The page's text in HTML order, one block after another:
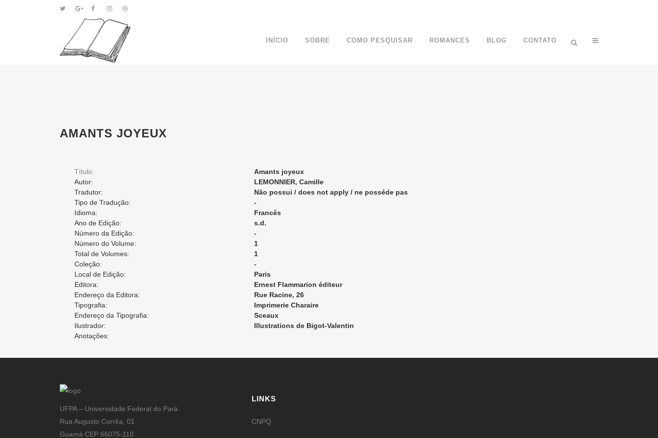
INÍCIO SOBRE COMO PESQUISAR ROMANCES BLOG CONTATO
AMANTS JOYEUX
Título:
Amants joyeux
Autor:
LEMONNIER, Camille
Tradutor:
Não possui / does not apply / ne posséde pas
Tipo de Tradução:
-
Idioma:
Francês
Ano de Edição:
s.d.
Número da Edição:
-
Número do Volume:
1
Total de Volumes:
1
Coleção:
-
Local de Edição:
Paris
Editora:
Ernest Flammarion éditeur
Endereço da Editora:
Rue Racine, 26
Tipografia:
Imprimerie Charaire
Endereço da Tipografia:
Sceaux
Ilustrador:
Illustrations de Bigot-Valentin
Anotações:
UFPA – Universidade Federal do Pará
Rua Augusto Corrêa, 01
Guamá CEP 66075-110
LINKS
CNPQ